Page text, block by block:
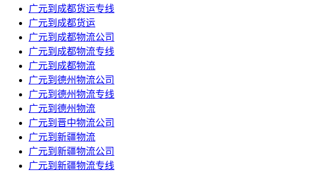
广元到成都货运专线
广元到成都货运
​广元到成都物流公司
​广元到成都物流专线
​广元到成都物流
广元到德州物流公司
广元到德州物流专线
广元到德州物流
广元到晋中物流公司
广元到新疆物流
广元到新疆物流公司
广元到新疆物流专线